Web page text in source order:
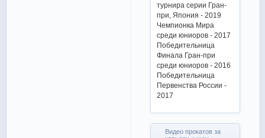
турнира серии Гран-
при, Япония - 2019
Чемпионка Мира
среди юниоров - 2017
Победительница
Финала Гран-при
среди юниоров - 2016
Победительница
Первенства России -
2017
Видео прокатов за